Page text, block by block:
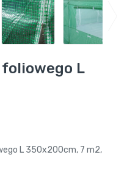
L
L 350x200cm, 7 m2,